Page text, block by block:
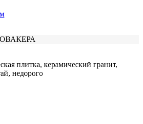
плитка, керамический гранит,
недорого